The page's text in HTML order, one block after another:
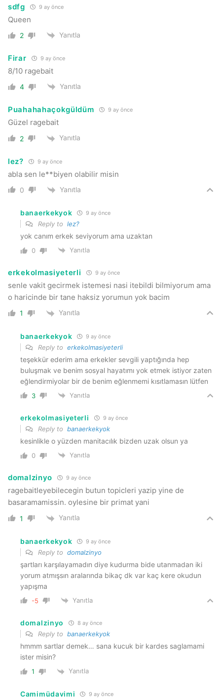
sdfg 9 ay önce
Queen
2 Yanıtla
Firar 9 ay önce
8/10 ragebait
4 Yanıtla
Puahahahaçokgüldüm 9 ay önce
Güzel ragebait
2 Yanıtla
lez? 9 ay önce
abla sen le**biyen olabilir misin
0 Yanıtla
banaerkekyok 9 ay önce
Reply to lez?
yok canım erkek seviyorum ama uzaktan
0 Yanıtla
erkekolmasiyeterli 9 ay önce
senle vakit gecirmek istemesi nasi itebildi bilmiyorum ama
o haricinde bir tane haksiz yorumun yok bacim
1 Yanıtla
banaerkekyok 9 ay önce
Reply to erkekolmasiyeterli
teşekkür ederim ama erkekler sevgili yaptığında hep
buluşmak ve benim sosyal hayatımı yok etmek istiyor zaten
eğlendirmiyolar bir de benim eğlenmemi kısıtlamasın lütfen
3 Yanıtla
erkekolmasiyeterli 9 ay önce
Reply to banaerkekyok
kesinlikle o yüzden manitacılık bizden uzak olsun ya
0 Yanıtla
domalzinyo 9 ay önce
ragebaitleyebilecegin butun topicleri yazip yine de
basaramamissin. oylesine bir primat yani
1 Yanıtla
banaerkekyok 9 ay önce
Reply to domalzinyo
şartları karşılayamadın diye kudurma bide utanmadan iki
yorum atmışsın aralarında bikaç dk var kaç kere okudun
yapışma
-5 Yanıtla
domalzinyo 8 ay önce
Reply to banaerkekyok
hmmm sartlar demek… sana kucuk bir kardes saglamami
ister misin?
1 Yanıtla
Camimüdavimi 9 ay önce